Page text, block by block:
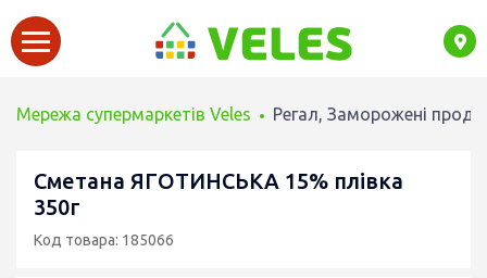
Мережа супермаркетів Veles Регал, Заморожені
Сметана ЯГОТИНСЬКА 15% плівка
350г
Код товара: 185066